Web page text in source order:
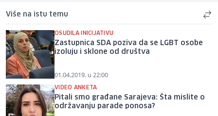
Više na istu temu
OSUDILA INICIJATIVU
Zastupnica SDA poziva da se LGBT osobe
izoluju i sklone od društva
01.04.2019. u 22:00
VIDEO ANKETA
Pitali smo građane Sarajeva: Šta mislite o
održavanju parade ponosa?